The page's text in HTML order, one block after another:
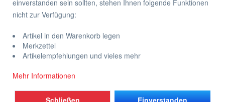
2021
einverstanden sein sollten, stehen Ihnen folgende Funktionen
nicht zur Verfügung:
Artikel in den Warenkorb legen
Merkzettel
Artikelempfehlungen und vieles mehr
Mehr Informationen
Einverstanden
Schließen